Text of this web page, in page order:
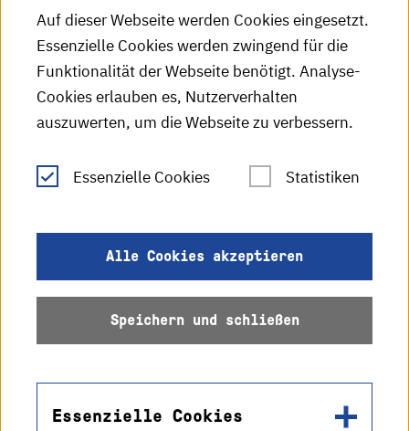
HKA-Podcast
HKA-Publikationen
RSS-Feed
Leichte Sprache
Datenschutz
Barrierefreiheit
Auf dieser Webseite werden Cookies eingesetzt.
Essenzielle Cookies werden zwingend für die
Funktionalität der Webseite benötigt. Analyse-
Cookies erlauben es, Nutzerverhalten
auszuwerten, um die Webseite zu verbessern.
Essenzielle Cookies Statistiken
Alle Cookies akzeptieren
Speichern und schließen
Essenzielle Cookies